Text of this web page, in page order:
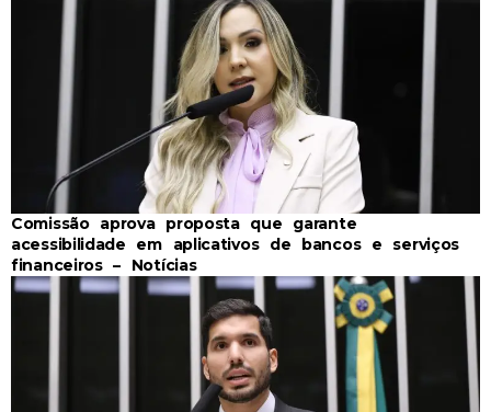
Comissão aprova proposta que garante
acessibilidade em aplicativos de bancos e serviços
financeiros – Notícias